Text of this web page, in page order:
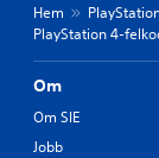
Hem
PlayStation 4-
Om
Om SIE
Jobb